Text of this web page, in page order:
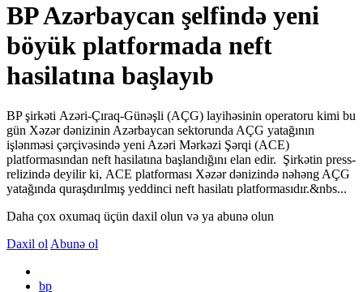
BP Azərbaycan şelfində yeni
böyük platformada neft
hasilatına başlayıb
BP şirkəti Azəri-Çıraq-Günəşli (AÇG) layihəsinin operatoru kimi bu
gün Xəzər dənizinin Azərbaycan sektorunda AÇG yatağının
işlənməsi çərçivəsində yeni Azəri Mərkəzi Şərqi (ACE)
platformasından neft hasilatına başlandığını elan edir. Şirkətin press-
relizində deyilir ki, ACE platforması Xəzər dənizində nəhəng AÇG
yatağında quraşdırılmış yeddinci neft hasilatı platformasıdır.&nbs...
Daha çox oxumaq üçün daxil olun və ya abunə olun
Daxil ol Abunə ol
bp